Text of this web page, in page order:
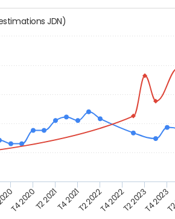
: estimations JDN)
T4 2020T2 2021T4 2021T2 2022T4 2022T2 2023T4 2023